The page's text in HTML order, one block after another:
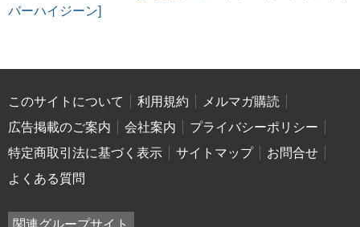
バーハイジーン]
このサイトについて 利用規約
メルマガ購読
広告掲載のご案内
会社案内
プライバシーポリシー
特定商取引法に基づく表示
サイトマップ
お問合せ
よくある質問
関連グループサイト